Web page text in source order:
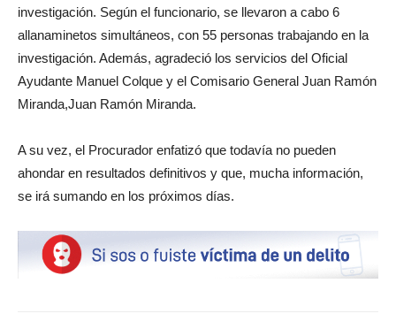
investigación. Según el funcionario, se llevaron a cabo 6
allanaminetos simultáneos, con 55 personas trabajando en la
investigación. Además, agradeció los servicios del Oficial
Ayudante Manuel Colque y el Comisario General Juan Ramón
Miranda,Juan Ramón Miranda.
A su vez, el Procurador enfatizó que todavía no pueden
ahondar en resultados definitivos y que, mucha información,
se irá sumando en los próximos días.